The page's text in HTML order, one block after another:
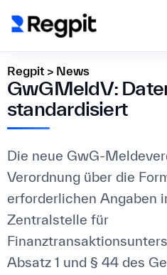
Regpit > News
GwGMeldV:
standardisiert
Die neue GwG-
Verordnung über die
erforderlichen Angaben
Zentralstelle für
Absatz 1 und § 44 des